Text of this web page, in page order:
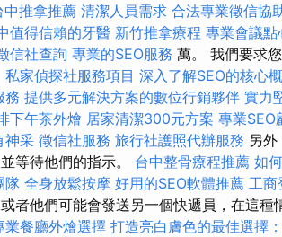
中推拿推薦 清潔人員需求 合法專業徵信協
值得信賴的牙醫 新竹推拿療程 專業會議點
信社查詢 專業的SEO服務 萬。 我們要求
私家偵探社服務項目 深入了解SEO的核心
務 提供多元解決方案的數位行銷夥伴 實力
下午茶外燴 居家清潔300元方案 專業SEO
神采 徵信社服務 旅行社護照代辦服務 另
等待他們的指示。 台中整骨療程推薦 如
隊 全身放鬆按摩 好用的SEO軟體推薦 工商
者他們可能會發送另一個快遞員，在這種
業餐廳外燴選擇 打造亮白膚色的最佳選擇